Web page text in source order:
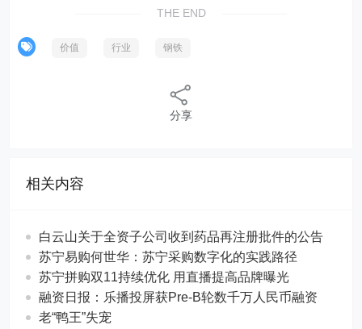
THE END
价值 行业 钢铁
分享
相关内容
白云山关于全资子公司收到药品再注册批件的公告
苏宁易购何世华：苏宁采购数字化的实践路径
苏宁拼购双11持续优化 用直播提高品牌曝光
融资日报：乐播投屏获Pre-B轮数千万人民币融资
老“鸭王”失宠